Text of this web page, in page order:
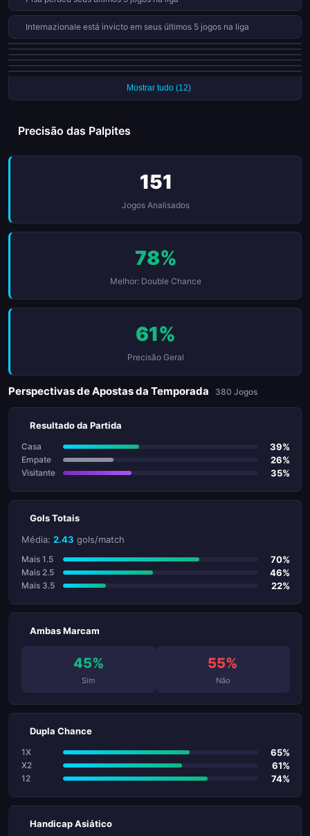
Internazionale está invicto em seus últimos 5 jogos na liga
Hellas Verona perdeu 13 de 19 jogos em casa (68%)
Pisa perdeu 13 de 19 jogos em casa (68%)
Lazio recebeu 9 cartões vermelhos em 38 jogos nesta temporada
Hellas Verona não vence há 5 jogos na liga
AC Milan marcou todas as 7 penalidades nesta temporada
Mostrar tudo (12)
Precisão das Palpites
151
Jogos Analisados
78%
Melhor: Double Chance
61%
Precisão Geral
Perspectivas de Apostas da Temporada 380 Jogos
Resultado da Partida
Casa 39%
Empate 26%
Visitante 35%
Gols Totais
Média: 2.43 gols/match
Mais 1.5 70%
Mais 2.5 46%
Mais 3.5 22%
Ambas Marcam
45%
Sim
55%
Não
Dupla Chance
1X 65%
X2 61%
12 74%
Handicap Asiático